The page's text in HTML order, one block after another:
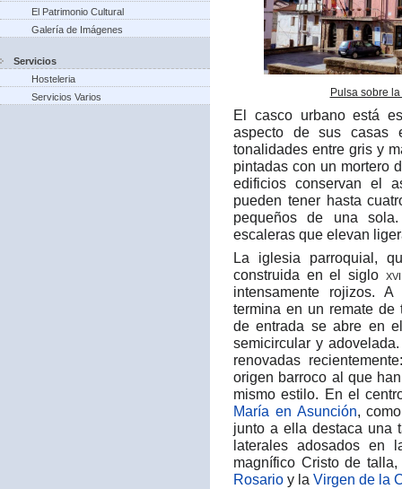
El Patrimonio Cultural
Galería de Imágenes
Servicios
Hosteleria
Servicios Varios
Pulsa sobre
El casco urbano está
aspecto de sus casas
tonalidades entre gris y
pintadas con un mortero
edificios conservan el
pueden tener hasta
pequeños de una
escaleras que elevan
La iglesia parroquial,
construida en el siglo
intensamente rojizos.
termina en un remate de
de entrada se abre en
semicircular y
renovadas
origen barroco al que
mismo estilo. En el
María en Asunción,
junto a ella destaca una
laterales adosados en
magnífico Cristo de
Rosario y la Virgen de la